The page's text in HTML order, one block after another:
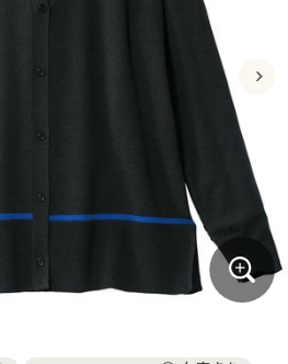
ック
着
ご注文
ック
着
ご注文